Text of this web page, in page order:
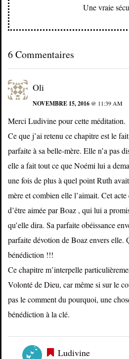
Une vraie
6 Commentaires
Oli
NOVEMBRE 15, 2016 @ 11:39 AM
Merci Ludivine pour cette méditation.
Ce que j’ai retenu ce chapitre est le
parfaite à sa belle-mère. Elle n’a pas
elle a fait tout ce que Noémi lui a
une fois de plus à quel point Ruth
mère et combien elle l’aimait. Cet
d’être aimée par Boaz , qui lui a
qu’elle dira. Sa parfaite obéissance
parfaite dévotion de Boaz envers elle.
bénédiction !!!
Ce chapitre m’interpelle
Volonté de Dieu, car même si sur le
pas le comment du pourquoi, une
bénédiction à la clé.
Ludivine